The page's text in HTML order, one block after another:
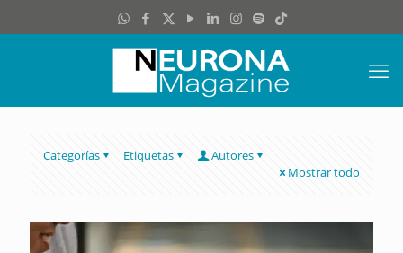
Categorías Etiquetas
Autores
Mostrar todo